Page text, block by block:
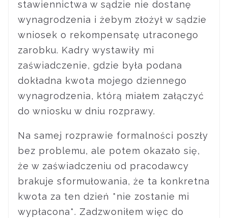
stawiennictwa w sądzie nie dostanę
wynagrodzenia i żebym złożył w sądzie
wniosek o rekompensatę utraconego
zarobku. Kadry wystawiły mi
zaświadczenie, gdzie była podana
dokładna kwota mojego dziennego
wynagrodzenia, którą miałem załączyć
do wniosku w dniu rozprawy.
Na samej rozprawie formalności poszły
bez problemu, ale potem okazało się,
że w zaświadczeniu od pracodawcy
brakuje sformułowania, że ta konkretna
kwota za ten dzień *nie zostanie mi
wypłacona*. Zadzwoniłem więc do